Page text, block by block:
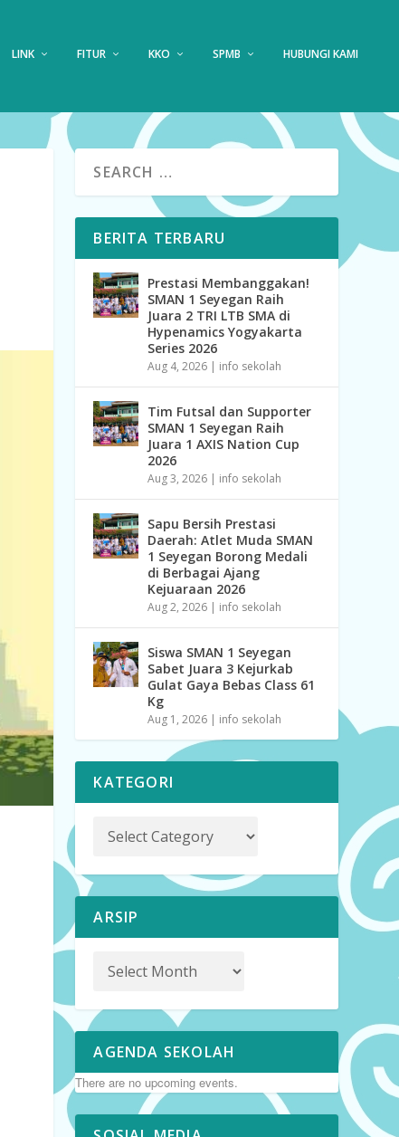
LINK FITUR KKO SPMB HUBUNGI KAMI
BERITA TERBARU
Prestasi Membanggakan!
SMAN 1 Seyegan Raih
Juara 2 TRI LTB SMA di
Hypenamics Yogyakarta
Series 2026
Aug 4, 2026 | info sekolah
Tim Futsal dan Supporter
SMAN 1 Seyegan Raih
Juara 1 AXIS Nation Cup
2026
Aug 3, 2026 | info sekolah
Sapu Bersih Prestasi
Daerah: Atlet Muda SMAN
1 Seyegan Borong Medali
di Berbagai Ajang
Kejuaraan 2026
Aug 2, 2026 | info sekolah
Siswa SMAN 1 Seyegan
Sabet Juara 3 Kejurkab
Gulat Gaya Bebas Class 61
Kg
Aug 1, 2026 | info sekolah
KATEGORI
ARSIP
AGENDA SEKOLAH
There are no upcoming events.